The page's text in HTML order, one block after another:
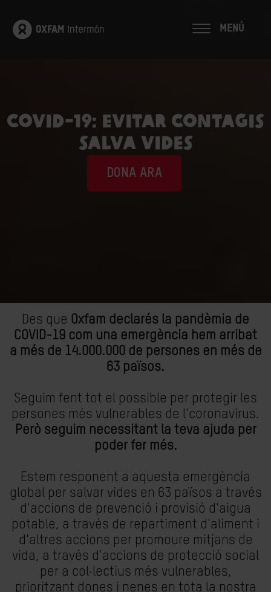
MENÚ
COVID-19: evitar contagis
salva vides
DONA ARA
Des que Oxfam declarés la pandèmia de
COVID-19 com una emergència hem arribat
a més de 14.000.000 de persones en més de
63 països.
Seguim fent tot el possible per protegir les
persones més vulnerables de l'coronavirus.
Però seguim necessitant la teva ajuda per
poder fer més.
Estem responent a aquesta emergència
global per salvar vides en 63 països a través
d'accions de prevenció i provisió d'aigua
potable, a través de repartiment d'aliment i
d'altres accions per promoure mitjans de
vida, a través d'accions de protecció social
per a col·lectius més vulnerables,
prioritzant dones i nenes en tota la nostra